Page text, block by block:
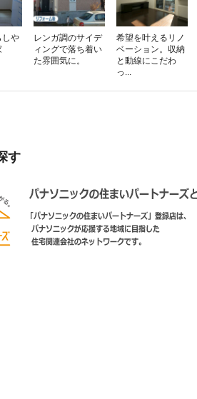
しや
レンガ調のサイデ
ィングで落ち着い
た雰囲気に。
希望を叶えるリノ
ベーション。収納
と動線にこだわ
っ...
す